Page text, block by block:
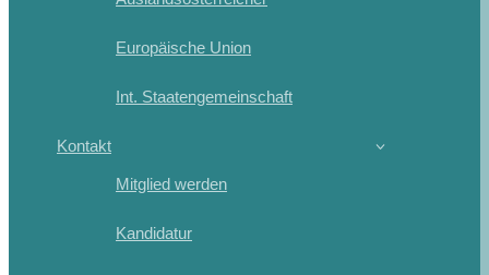
Europäische Union
Int. Staatengemeinschaft
Kontakt
Mitglied werden
Kandidatur